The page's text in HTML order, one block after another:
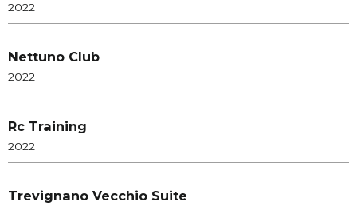
2022
Nettuno Club
2022
Rc Training
2022
Trevignano Vecchio Suite